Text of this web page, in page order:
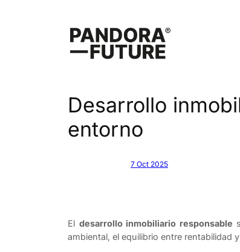
Desarrollo
entorno
7 Oct 2025
El desarrollo inmobiliario responsable
ambiental, el equilibrio entre rentabilidad